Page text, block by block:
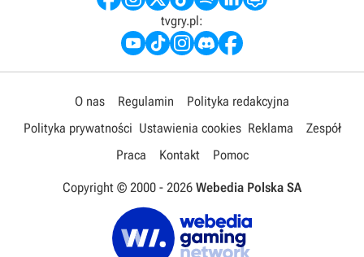
tvgry.pl:
O nas Regulamin
Polityka redakcyjna
Polityka prywatności Ustawienia cookies Reklama
Zespół
Praca
Kontakt Pomoc
Copyright © 2000 - 2026 Webedia Polska SA